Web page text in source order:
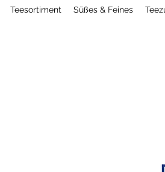
Teesortiment Süßes & Feines